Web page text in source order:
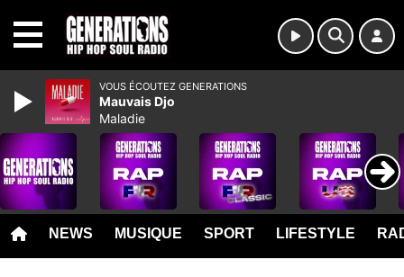
NEWS MUSIQUE SPORT LIFESTYLE
VOUS ÉCOUTEZ GENERATIONS
Mauvais Djo
Maladie